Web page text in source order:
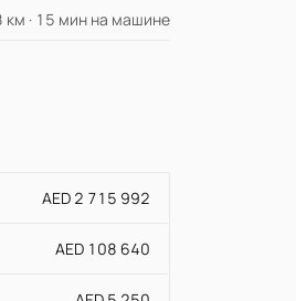
км · 15 мин на машине
AED 2 715 992
AED 108 640